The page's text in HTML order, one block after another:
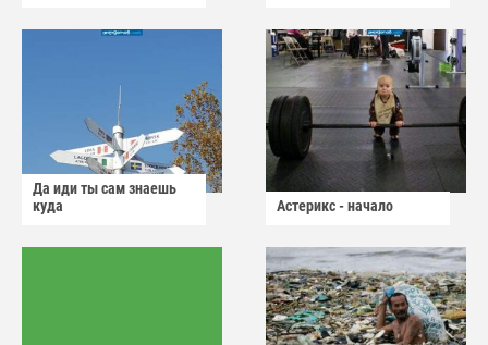
Да иди ты сам знаешь
куда
Астерикс - начало